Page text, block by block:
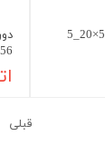
دوربین تفنگ هاوک 50×20_5
56×24ـ6 SR Pro
قبلی